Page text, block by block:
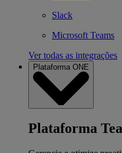
Slack
Microsoft Teams
Ver todas as integrações
Plataforma ONE
Plataforma